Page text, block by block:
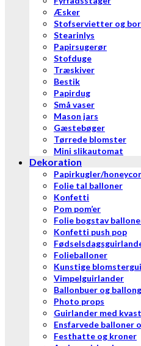
Æsker
Stofservietter og
Stearinlys
Papirsugerør
Stofduge
Træskiver
Bestik
Papirdug
Små vaser
Mason jars
Gæstebøger
Tørrede blomster
Mini slikautomat
Dekoration
Papirkugler/
Folie tal balloner
Konfetti
Pom pom’er
Folie bogstav
Konfetti push pop
Folieballoner
Kunstige
Vimpelguirlander
Ballonbuer og
Photo props
Guirlander med
Ensfarvede balloner
Festhatte og kroner